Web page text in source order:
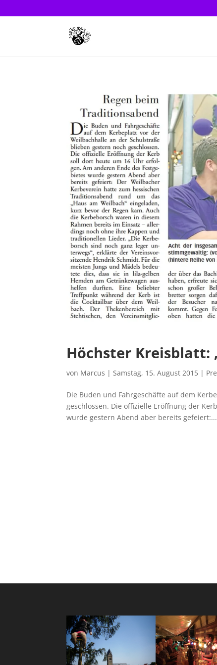
Höchster Kreisblatt:
von Marcus | Samstag, 15. August 2015 |
Die Buden und Fahrgeschäfte auf dem
geschlossen. Die offizielle Eröffnung der
wurde gestern Abend aber bereits gefeiert:...